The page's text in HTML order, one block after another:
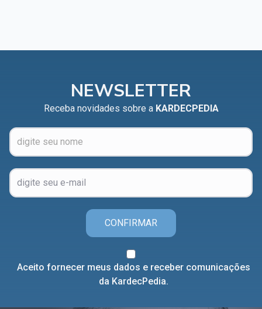
NEWSLETTER
Receba novidades sobre a KARDECPEDIA
CONFIRMAR
Aceito fornecer meus dados e receber comunicações
da KardecPedia.